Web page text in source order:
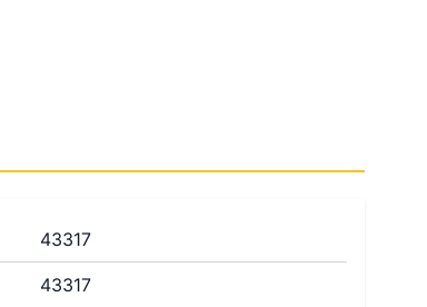
43317
43317